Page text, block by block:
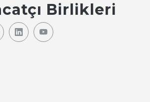
Birlikleri